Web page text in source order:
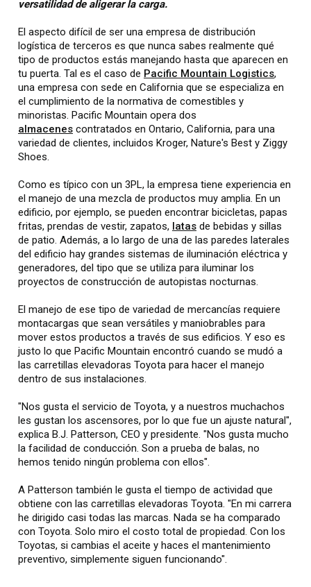
versatilidad de aligerar la carga.
El aspecto difícil de ser una empresa de distribución
logística de terceros es que nunca sabes realmente qué
tipo de productos estás manejando hasta que aparecen en
tu puerta. Tal es el caso de Pacific Mountain Logistics,
una empresa con sede en California que se especializa en
el cumplimiento de la normativa de comestibles y
minoristas. Pacific Mountain opera dos
almacenes contratados en Ontario, California, para una
variedad de clientes, incluidos Kroger, Nature's Best y Ziggy
Shoes.
Como es típico con un 3PL, la empresa tiene experiencia en
el manejo de una mezcla de productos muy amplia. En un
edificio, por ejemplo, se pueden encontrar bicicletas, papas
fritas, prendas de vestir, zapatos, latas de bebidas y sillas
de patio. Además, a lo largo de una de las paredes laterales
del edificio hay grandes sistemas de iluminación eléctrica y
generadores, del tipo que se utiliza para iluminar los
proyectos de construcción de autopistas nocturnas.
El manejo de ese tipo de variedad de mercancías requiere
montacargas que sean versátiles y maniobrables para
mover estos productos a través de sus edificios. Y eso es
justo lo que Pacific Mountain encontró cuando se mudó a
las carretillas elevadoras Toyota para hacer el manejo
dentro de sus instalaciones.
"Nos gusta el servicio de Toyota, y a nuestros muchachos
les gustan los ascensores, por lo que fue un ajuste natural",
explica B.J. Patterson, CEO y presidente. "Nos gusta mucho
la facilidad de conducción. Son a prueba de balas, no
hemos tenido ningún problema con ellos".
A Patterson también le gusta el tiempo de actividad que
obtiene con las carretillas elevadoras Toyota. "En mi carrera
he dirigido casi todas las marcas. Nada se ha comparado
con Toyota. Solo miro el costo total de propiedad. Con los
Toyotas, si cambias el aceite y haces el mantenimiento
preventivo, simplemente siguen funcionando".